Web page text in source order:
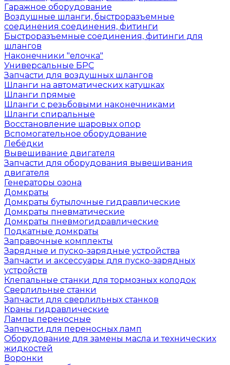
Гаражное оборудование
Воздушные шланги, быстроразъемные
соединения соединения, фитинги
Быстроразъемные соединения, фитинги для
шлангов
Наконечники "елочка"
Универсальные БРС
Запчасти для воздушных шлангов
Шланги на автоматических катушках
Шланги прямые
Шланги с резьбовыми наконечниками
Шланги спиральные
Восстановление шаровых опор
Вспомогательное оборудование
Лебёдки
Вывешивание двигателя
Запчасти для оборудования вывешивания
двигателя
Генераторы озона
Домкраты
Домкраты бутылочные гидравлические
Домкраты пневматические
Домкраты пневмогидравлические
Подкатные домкраты
Заправочные комплекты
Зарядные и пуско-зарядные устройства
Запчасти и аксессуары для пуско-зарядных
устройств
Клепальные станки для тормозных колодок
Сверлильные станки
Запчасти для сверлильных станков
Краны гидравлические
Лампы переносные
Запчасти для переносных ламп
Оборудование для замены масла и технических
жидкостей
Воронки